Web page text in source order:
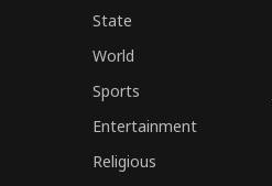
State
World
Sports
Entertainment
Religious